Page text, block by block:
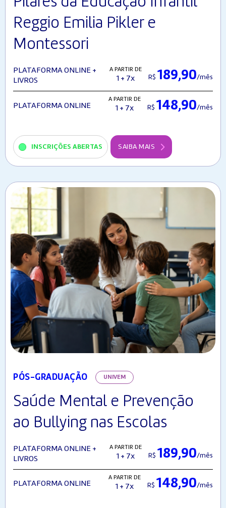
Reggio Emilia Pikler e
Montessori
PLATAFORMA ONLINE +
LIVROS
A PARTIR DE
1 + 7x R$ 189,90/mês
PLATAFORMA ONLINE
A PARTIR DE
1 + 7x R$ 148,90/mês
INSCRIÇÕES ABERTAS SAIBA MAIS
PÓS-GRADUAÇÃO UNIVEM
Saúde Mental e Prevenção
ao Bullying nas Escolas
PLATAFORMA ONLINE +
LIVROS
A PARTIR DE
1 + 7x R$ 189,90/mês
PLATAFORMA ONLINE
A PARTIR DE
1 + 7x R$ 148,90/mês